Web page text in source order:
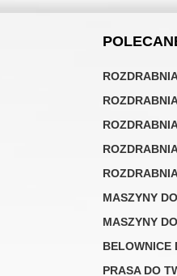
MASZYNY
MASZYNY
BELOWNICE
PRASA DO